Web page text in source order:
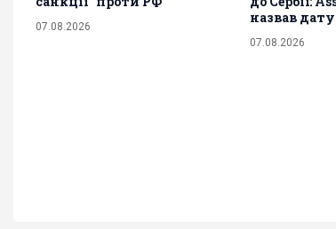
07.08.2026
назвав дату
07.08.2026